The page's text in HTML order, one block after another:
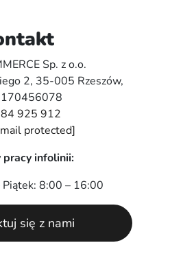
Sp. z o.o.
2, 35-005 Rzeszów,
925 912
protected]
pracy infolinii:
Piątek: 8:00 – 16:00
się z nami